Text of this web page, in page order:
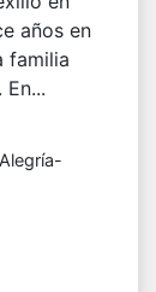
años en
familia